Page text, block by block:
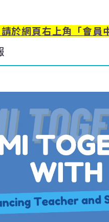
於網頁右上角「會員